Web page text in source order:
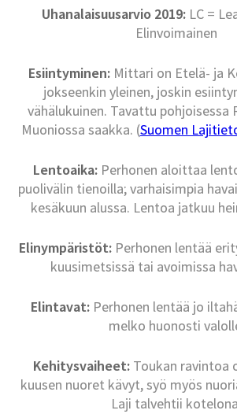
Uhanalaisuusarvio 2019: LC =
Elinvoimainen
Esiintyminen: Mittari on Etelä- ja
jokseenkin yleinen, joskin
vähälukuinen. Tavattu pohjoisessa
Muoniossa saakka. (Suomen
Lentoaika:Perhonen aloittaa
puolivälin tienoilla; varhaisimpia
kesäkuun alussa. Lentoa jatkuu
Elinympäristöt:Perhonen lentää
kuusimetsissä tai avoimissa
Elintavat:Perhonen lentää jo
melko huonosti
Kehitysvaiheet:Toukan ravintoa
kuusen nuoret kävyt, syö myös
Laji talvehtii